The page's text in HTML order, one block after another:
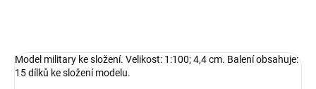
Model military ke složení. Velikost: 1:100; 4,4 cm. Balení obsahuje:
15 dílků ke složení modelu.